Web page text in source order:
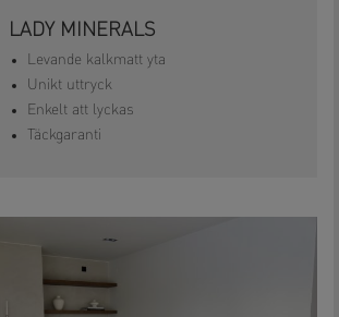
LADY MINERALS
Levande kalkmatt yta
Unikt uttryck
Enkelt att lyckas
Täckgaranti